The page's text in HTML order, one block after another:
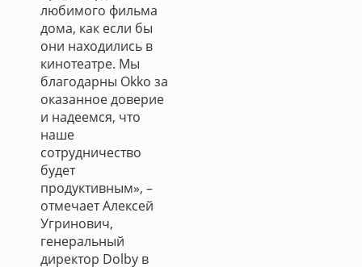
любимого фильма
дома, как если бы
они находились в
кинотеатре. Мы
благодарны Okko за
оказанное доверие
и надеемся, что
наше
сотрудничество
будет
продуктивным», –
отмечает Алексей
Угринович,
генеральный
директор Dolby в